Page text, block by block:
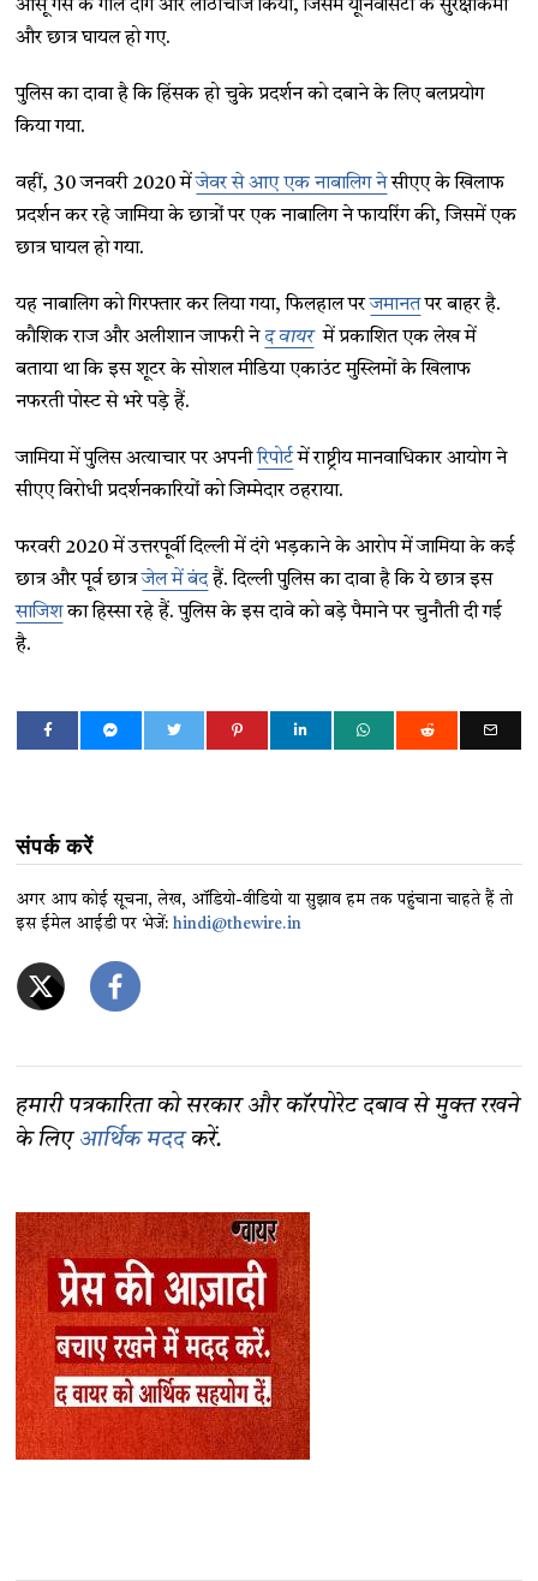
आंसू गैस के गोले दागे और लाठीचार्ज किया, जिसमें यूनिवर्सिटी के सुरक्षाकर्मी
और छात्र घायल हो गए.
पुलिस का दावा है कि हिंसक हो चुके प्रदर्शन को दबाने के लिए बलप्रयोग
किया गया.
वहीं, 30 जनवरी 2020 मेंजेवर से आए एक नाबालिग नेसीएए के खिलाफ
प्रदर्शन कर रहे जामिया के छात्रों पर एक नाबालिग ने फायरिंग की, जिसमें एक
छात्र घायल हो गया.
यह नाबालिग को गिरफ्तार कर लिया गया, फिलहाल परजमानतपर बाहर है.
कौशिक राज और अलीशान जाफरी नेद वायर में प्रकाशित एक लेख में
बताया था कि इस शूटर के सोशल मीडिया एकाउंट मुस्लिमों के खिलाफ
नफरती पोस्ट से भरे पड़े हैं.
जामिया में पुलिस अत्याचार पर अपनीरिपोर्टमें राष्ट्रीय मानवाधिकार आयोग ने
सीएए विरोधी प्रदर्शनकारियों को जिम्मेदार ठहराया.
फरवरी 2020 में उत्तरपूर्वी दिल्ली में दंगे भड़काने के आरोप में जामिया के कई
छात्र और पूर्व छात्रजेल में बंदहैं. दिल्ली पुलिस का दावा है कि ये छात्र इस
साजिशका हिस्सा रहे हैं. पुलिस के इस दावे को बड़े पैमाने पर चुनौती दी गई
है.
संपर्क करें
अगर आप कोई सूचना, लेख, ऑडियो-वीडियो या सुझाव हम तक पहुंचाना चाहते हैं तो
इस ईमेल आईडी पर भेजें:hindi@thewire.in
हमारी पत्रकारिता को सरकार और कॉरपोरेट दबाव से मुक्त रखने
के लिए आर्थिक मददकरें.